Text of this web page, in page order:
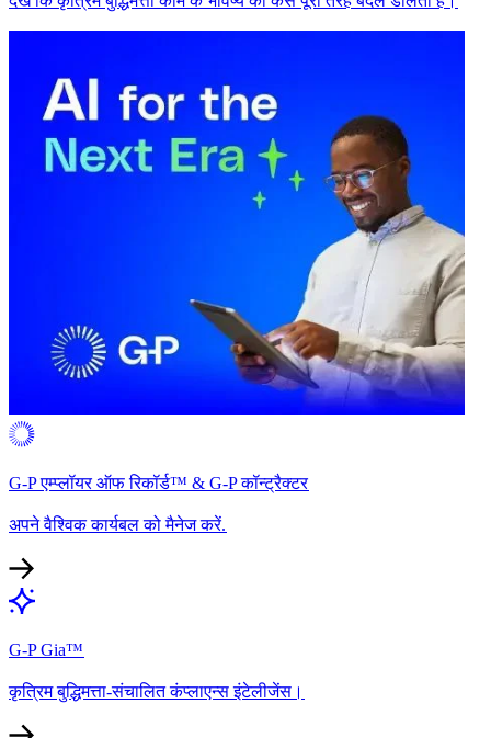
G-P एम्प्लॉयर ऑफ रिकॉर्ड™ & G-P कॉन्ट्रैक्टर​​
अपने वैश्विक कार्यबल को मैनेज करें.​​
G-P Gia™​​
कृत्रिम बुद्धिमत्ता-संचालित कंप्लाएन्स इंटेलीजेंस।​​